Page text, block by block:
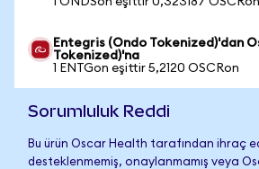
Entegris (Ondo Tokenized)'dan
Tokenized)'na
1 ENTGon eşittir 5,2120 OSCRon
Sorumluluk Reddi
Bu ürün Oscar Health tarafından ihraç
desteklenmemiş, onaylanmamış veya